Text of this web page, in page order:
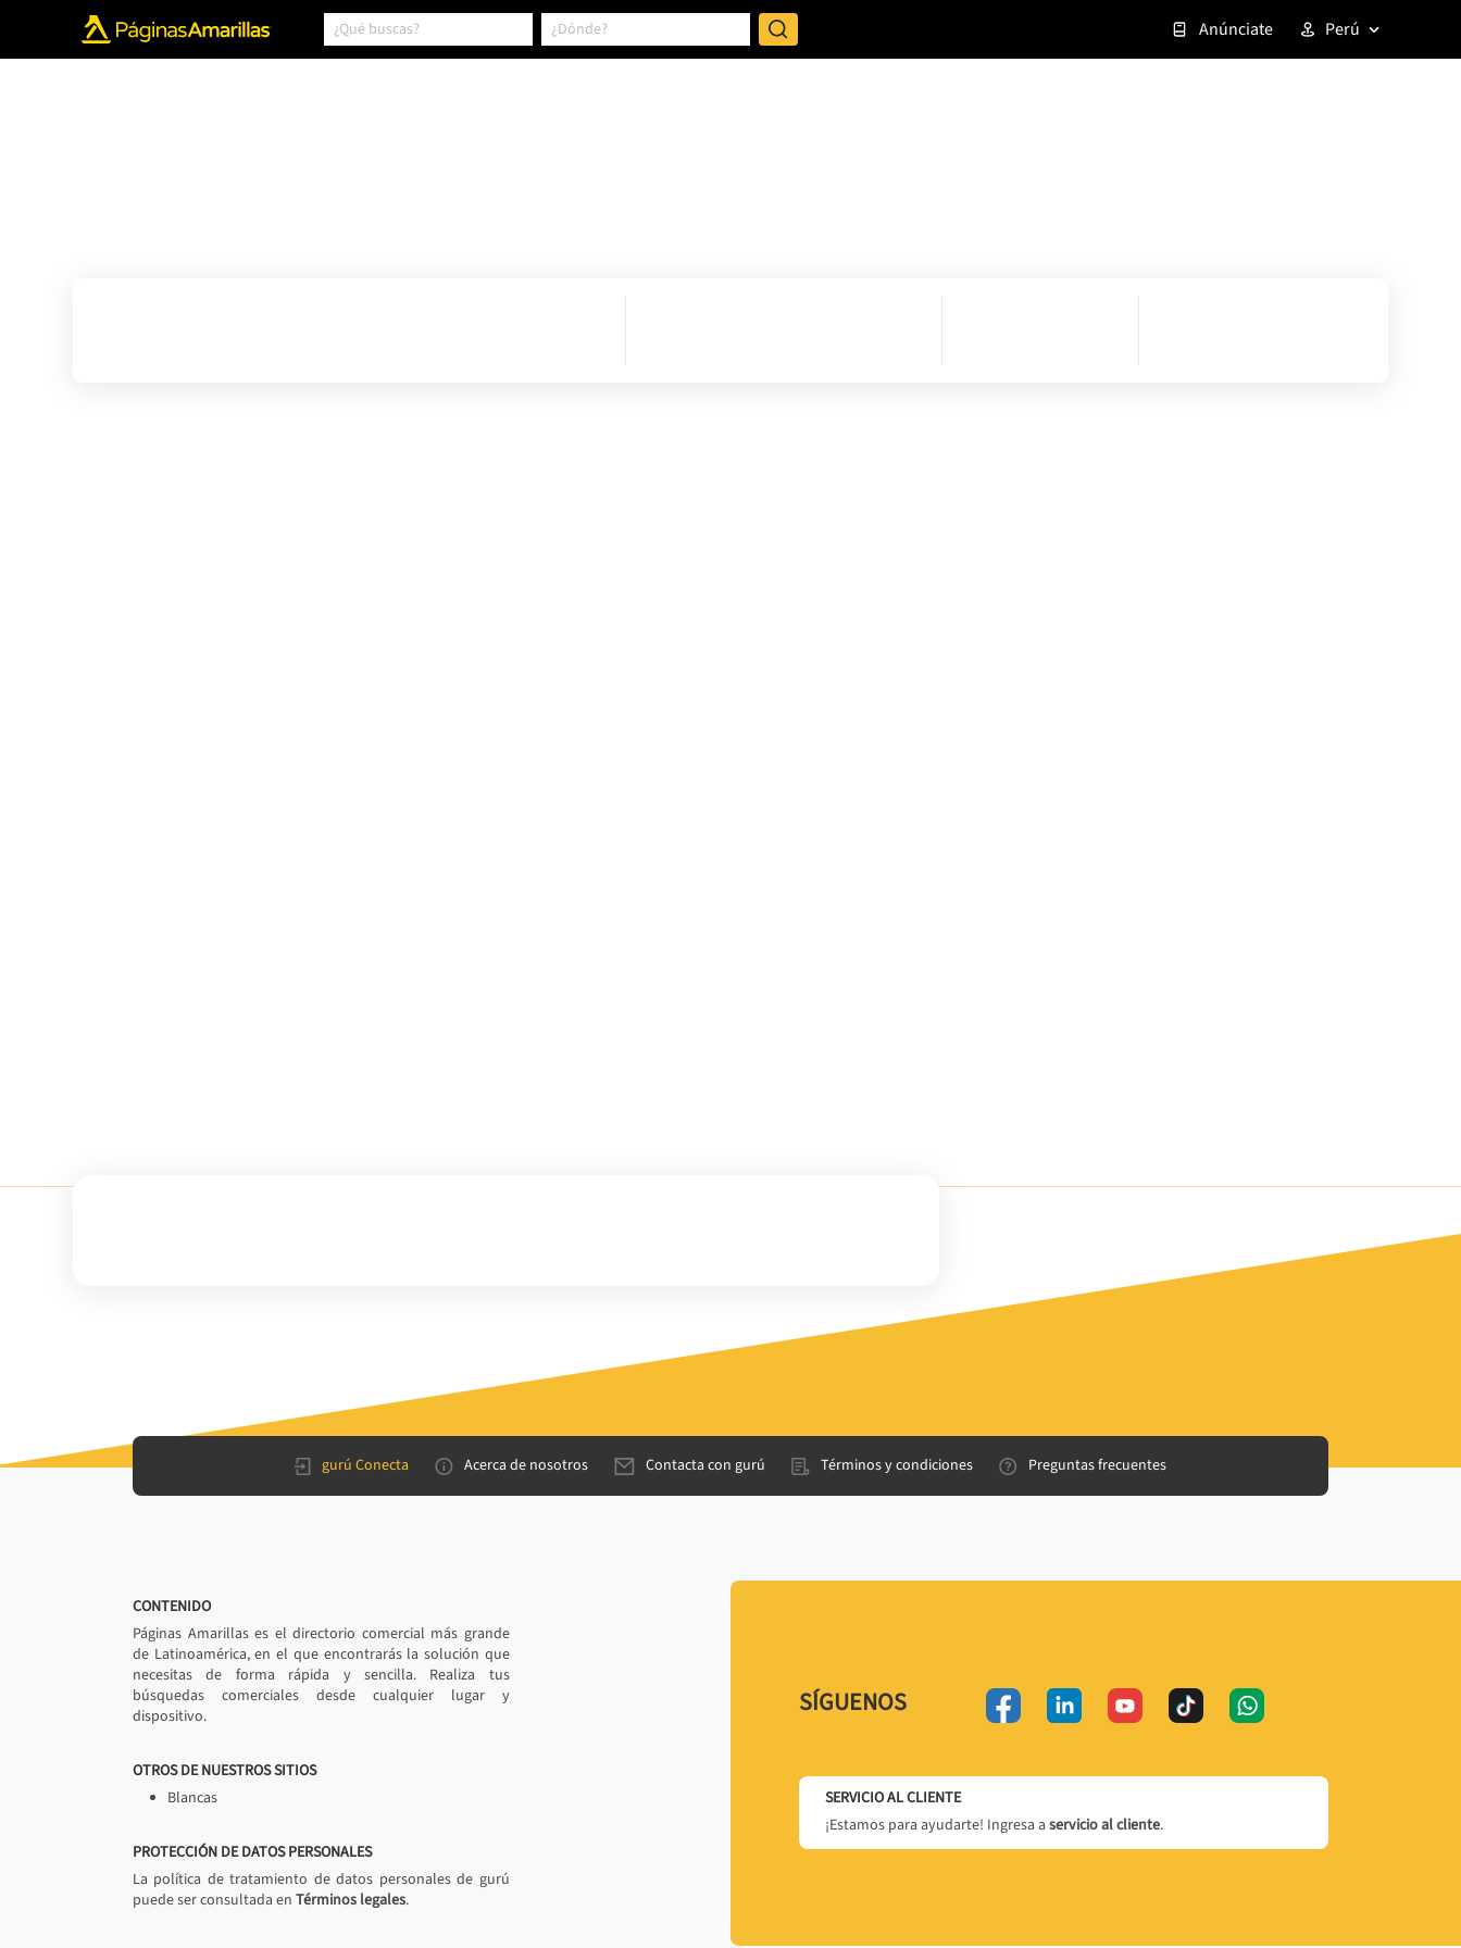
Anúnciate Perú
gurú Conecta Acerca de nosotros Contacta con gurú Términos y condiciones Preguntas frecuentes
CONTENIDO
Páginas Amarillas es el directorio comercial más grande
de Latinoamérica, en el que encontrarás la solución que
necesitas de forma rápida y sencilla. Realiza tus
búsquedas comerciales desde cualquier lugar y
dispositivo.
OTROS DE NUESTROS SITIOS
Blancas
PROTECCIÓN DE DATOS PERSONALES
La política de tratamiento de datos personales de gurú
puede ser consultada en Términos legales.
SÍGUENOS
SERVICIO AL CLIENTE
¡Estamos para ayudarte! Ingresa a servicio al cliente.